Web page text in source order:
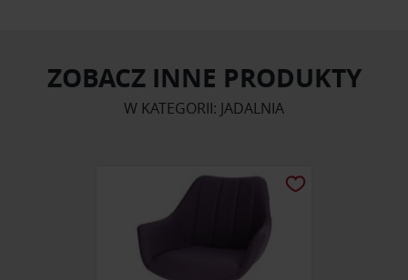
ZOBACZ INNE PRODUKTY
W KATEGORII: JADALNIA